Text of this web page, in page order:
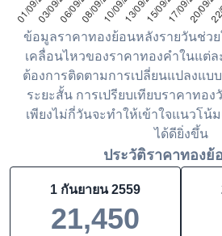
ข้อมูลราคาทองย้อนหลังรายวันช่ว
เคลื่อนไหวของราคาทองคำในแต่
ต้องการติดตามการเปลี่ยนแปลงแบ
ระยะสั้น การเปรียบเทียบราคาทอ
เพียงไม่กี่วันจะทำให้เข้าใจแนวโน้
ได้ดียิ่งขึ้น
ประวัติราคาทองย้
1 กันยายน 2559
21,450